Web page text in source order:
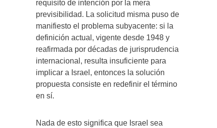
requisito de intención por la mera
previsibilidad. La solicitud misma puso de
manifiesto el problema subyacente: si la
definición actual, vigente desde 1948 y
reafirmada por décadas de jurisprudencia
internacional, resulta insuficiente para
implicar a Israel, entonces la solución
propuesta consiste en redefinir el término
en sí.
Nada de esto significa que Israel sea